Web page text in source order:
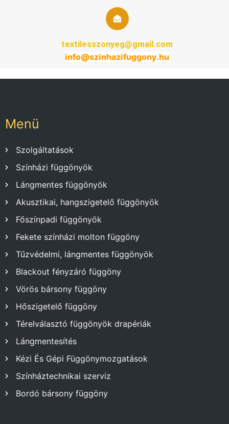
textilesszonyeg@gmail.com
info@szinhazifuggony.hu
Menü
Szolgáltatások
Színházi függönyök
Lángmentes függönyök
Akusztikai, hangszigetelő függönyök
Főszínpadi függönyök
Fekete színházi molton függöny
Tűzvédelmi, lángmentes függönyök
Blackout fényzáró függöny
Vörös bársony függöny
Hőszigetelő függöny
Térelválasztó függönyök drapériák
Lángmentesítés
Kézi És Gépi Függönymozgatások
Színháztechnikai szerviz
Bordó bársony függöny